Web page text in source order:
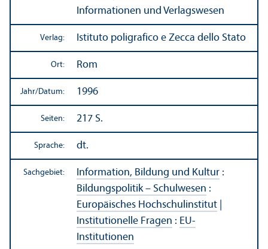
Informationen und Verlagswesen
Verlag: Istituto poligrafico e Zecca dello Stato
Ort: Rom
Jahr/Datum: 1996
Seiten: 217 S.
Sprache: dt.
Sachgebiet: Information, Bildung und Kultur :
Bildungs­politik – Schulwesen :
Europäisches Hochschul­institut
Institutionelle Fragen : EU-
Institutionen